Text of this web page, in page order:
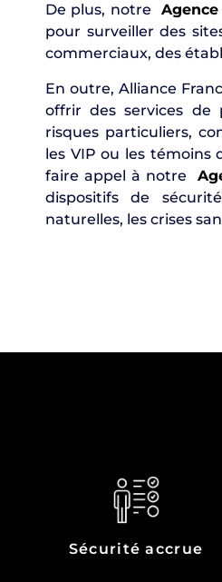
De plus, notre
pour surveiller des
commerciaux, des
En outre, Alliance
offrir des services de
risques particuliers,
les VIP ou les témoins
faire appel à notre
dispositifs de
naturelles, les crises
Sécurité accrue